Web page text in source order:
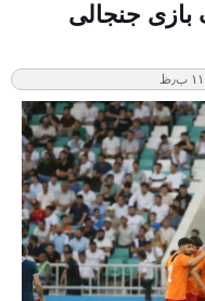
بازی جنجالی